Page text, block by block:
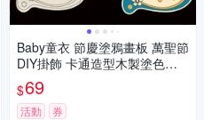
Baby童衣 節慶塗鴉畫板 萬聖節
DIY掛飾 卡通造型木製塗色板 1
1755
$69
活動 券